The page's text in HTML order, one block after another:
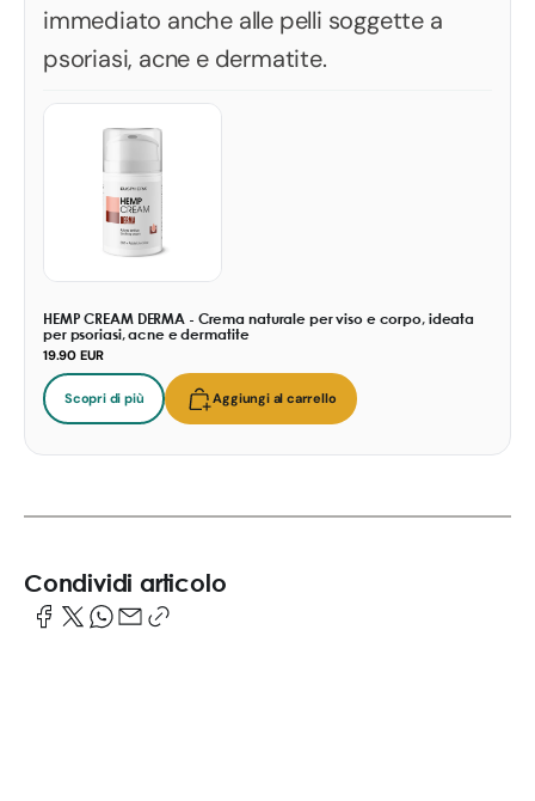
immediato anche alle pelli soggette a
psoriasi, acne e dermatite.
HEMP CREAM DERMA - Crema naturale per viso e corpo, ideata
per psoriasi, acne e dermatite
19.90 EUR
Scopri di più Aggiungi al carrello
Condividi articolo